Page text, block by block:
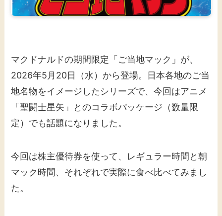
マクドナルドの期間限定「ご当地マック」が、
2026年5月20日（水）から登場。日本各地のご当
地名物をイメージしたシリーズで、今回はアニメ
「聖闘士星矢」とのコラボパッケージ（数量限
定）でも話題になりました。
今回は株主優待券を使って、レギュラー時間と朝
マック時間、それぞれで実際に食べ比べてみまし
た。